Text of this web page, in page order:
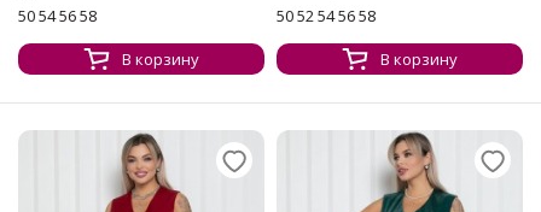
50 54 56 58
В корзину
50 52 54 56 58
В корзину